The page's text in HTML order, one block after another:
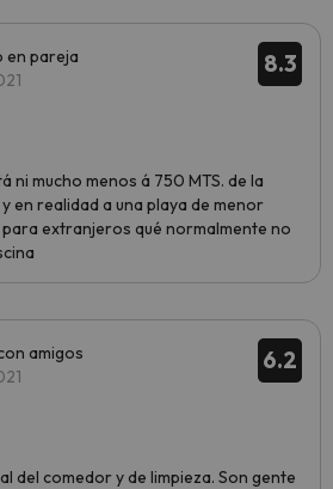
8.3
en pareja
ni mucho menos á 750 MTS. de la
en realidad a una playa de menor
extranjeros qué normalmente no
6.2
amigos
del comedor y de limpieza. Son gente